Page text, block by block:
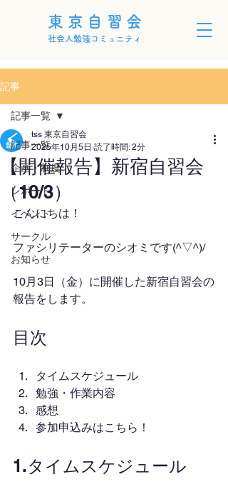
東京自習会
社会人勉強コミュニティ
記事
記事一覧
企画・制度
レポート
イベント
サークル
お知らせ
記事一覧
【開催報告】新宿自習会
（10/3）
tss 東京自習会
2025年10月5日 読了時間: 2分
こんにちは！
ファシリテーターのシオミです(^▽^)/
10月3日（金）に開催した新宿自習会の
報告をします。
目次
タイムスケジュール
勉強・作業内容
感想
参加申込みはこちら！
1.タイムスケジュール